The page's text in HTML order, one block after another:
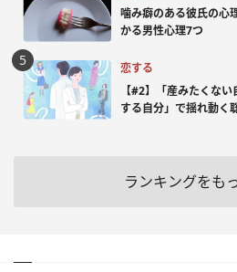
噛み癖のある彼氏の心
かる男性心理7つ
恋する
【#2】「産みたくな
する自分」で揺れ動く
ランキングをも